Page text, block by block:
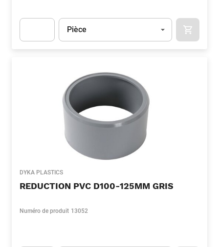
Unité
Pièce
DYKA PLASTICS
REDUCTION PVC D100-125MM GRIS
Numéro de produit 13052